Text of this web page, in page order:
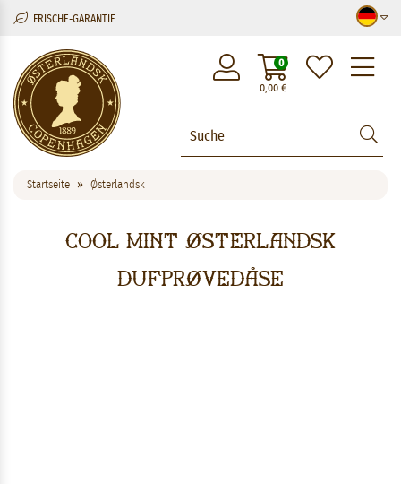
FRISCHE-GARANTIE
0,00€
0
Startseite Østerlandsk
Cool Mint Østerlandsk
Dufprøvedåse